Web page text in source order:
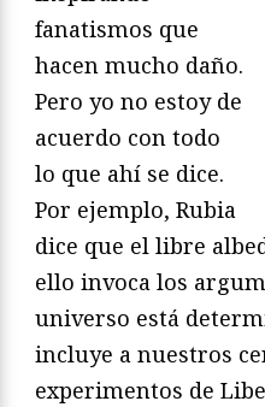
fanatismos que
hacen mucho daño.
Pero yo no estoy de
acuerdo con todo
lo que ahí se dice.
Por ejemplo, Rubia
dice que el libre
ello invoca los
universo está
incluye a nuestros
experimentos de